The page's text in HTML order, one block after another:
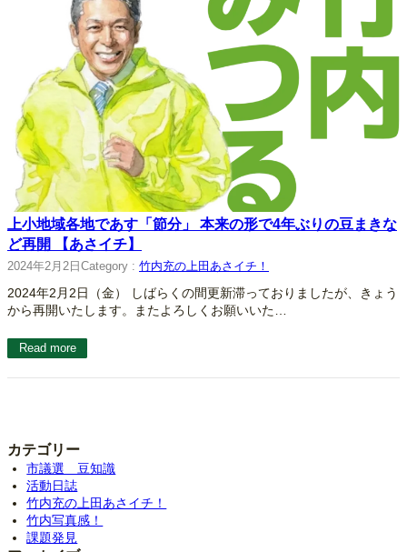
上小地域各地であす「節分」 本来の形で4年ぶりの豆まきな
ど再開 【あさイチ】
2024年2月2日 Category : 竹内充の上田あさイチ！
2024年2月2日（金） しばらくの間更新滞っておりましたが、きょう
から再開いたします。またよろしくお願いいた…
Read more
カテゴリー
市議選 豆知識
活動日誌
竹内充の上田あさイチ！
竹内写真感！
課題発見